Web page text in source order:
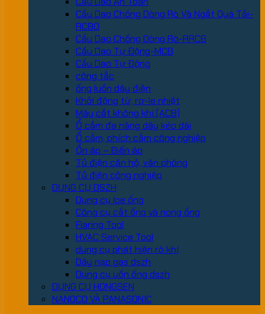
Cầu Dao Chống Dòng Rò Và Ngắt Quá Tải-
RCBO
Cầu Dao Chống Dòng Rò-RRCB
Cầu Dao Tự Động-MCB
Cầu Dao Tự Động
công tắc
ống luồn dây điện
Khởi động từ, rơ-le nhiệt
Máy cắt không khí (ACB)
Ổ cắm đa năng dây kéo dài
Ổ cắm, phích cắm công nghiệp
Ổn áp – Biến áp
Tủ điện căn hộ, văn phòng
Tủ điện công nghiệp
DỤNG CỤ DSZH
Dụng cụ loe ống
Công cụ cắt ống và nong ống
Flaring Tool
HVAC Service Tool
dung cụ phát hiện rò khí
Dây nạp gas dszh
Dụng cụ uốn ống dszh
DỤNG CỤ HONGSEN
NANOCO VÀ PANASONIC